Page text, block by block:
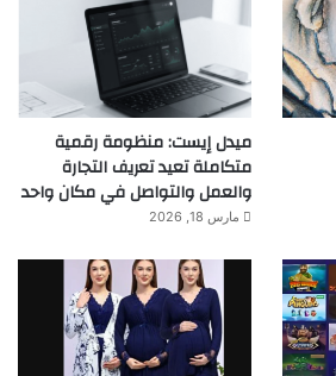
ميدل إيست: منظومة رقمية
متكاملة تعيد تعريف التجارة
والعمل والتواصل في مكان واحد
مارس 18, 2026